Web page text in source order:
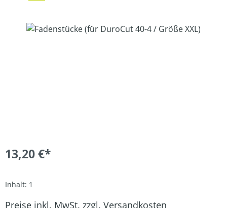
Bildergalerie überspringen
13,20 €*
Inhalt: 1
Preise inkl. MwSt. zzgl. Versandkosten